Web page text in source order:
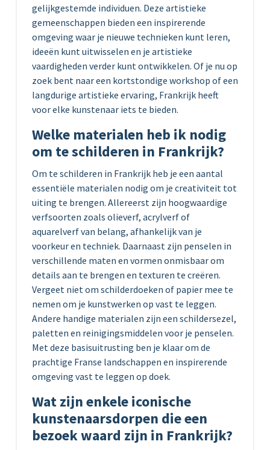
gelijkgestemde individuen. Deze artistieke
gemeenschappen bieden een inspirerende
omgeving waar je nieuwe technieken kunt leren,
ideeën kunt uitwisselen en je artistieke
vaardigheden verder kunt ontwikkelen. Of je nu op
zoek bent naar een kortstondige workshop of een
langdurige artistieke ervaring, Frankrijk heeft
voor elke kunstenaar iets te bieden.
Welke materialen heb ik nodig
om te schilderen in Frankrijk?
Om te schilderen in Frankrijk heb je een aantal
essentiële materialen nodig om je creativiteit tot
uiting te brengen. Allereerst zijn hoogwaardige
verfsoorten zoals olieverf, acrylverf of
aquarelverf van belang, afhankelijk van je
voorkeur en techniek. Daarnaast zijn penselen in
verschillende maten en vormen onmisbaar om
details aan te brengen en texturen te creëren.
Vergeet niet om schilderdoeken of papier mee te
nemen om je kunstwerken op vast te leggen.
Andere handige materialen zijn een schildersezel,
paletten en reinigingsmiddelen voor je penselen.
Met deze basisuitrusting ben je klaar om de
prachtige Franse landschappen en inspirerende
omgeving vast te leggen op doek.
Wat zijn enkele iconische
kunstenaarsdorpen die een
bezoek waard zijn in Frankrijk?